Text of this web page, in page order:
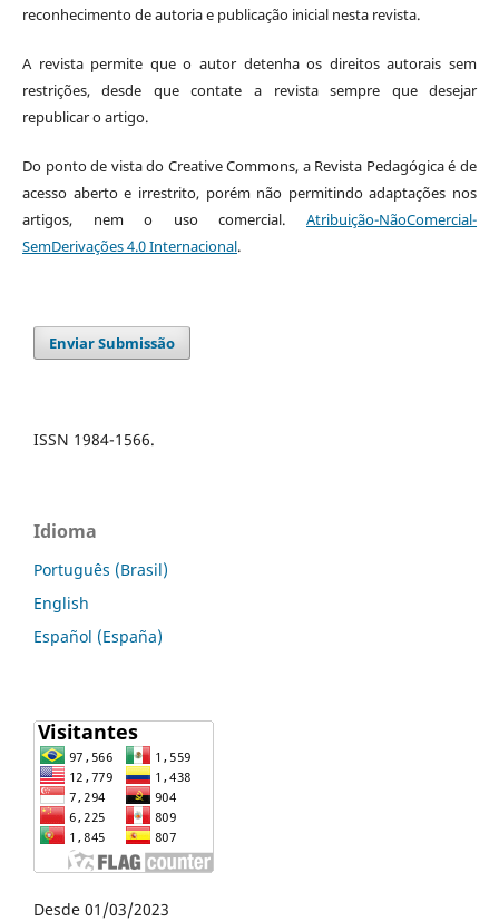
reconhecimento de autoria e publicação inicial nesta revista.
A revista permite que o autor detenha os direitos autorais sem
restrições, desde que contate a revista sempre que desejar
republicar o artigo.
Do ponto de vista do Creative Commons, a Revista Pedagógica é de
acesso aberto e irrestrito, porém não permitindo adaptações nos
artigos, nem o uso comercial.Atribuição-NãoComercial-
SemDerivações 4.0 Internacional.
Enviar Submissão
ISSN 1984-1566.
Idioma
Português (Brasil)
English
Español (España)
Desde 01/03/2023